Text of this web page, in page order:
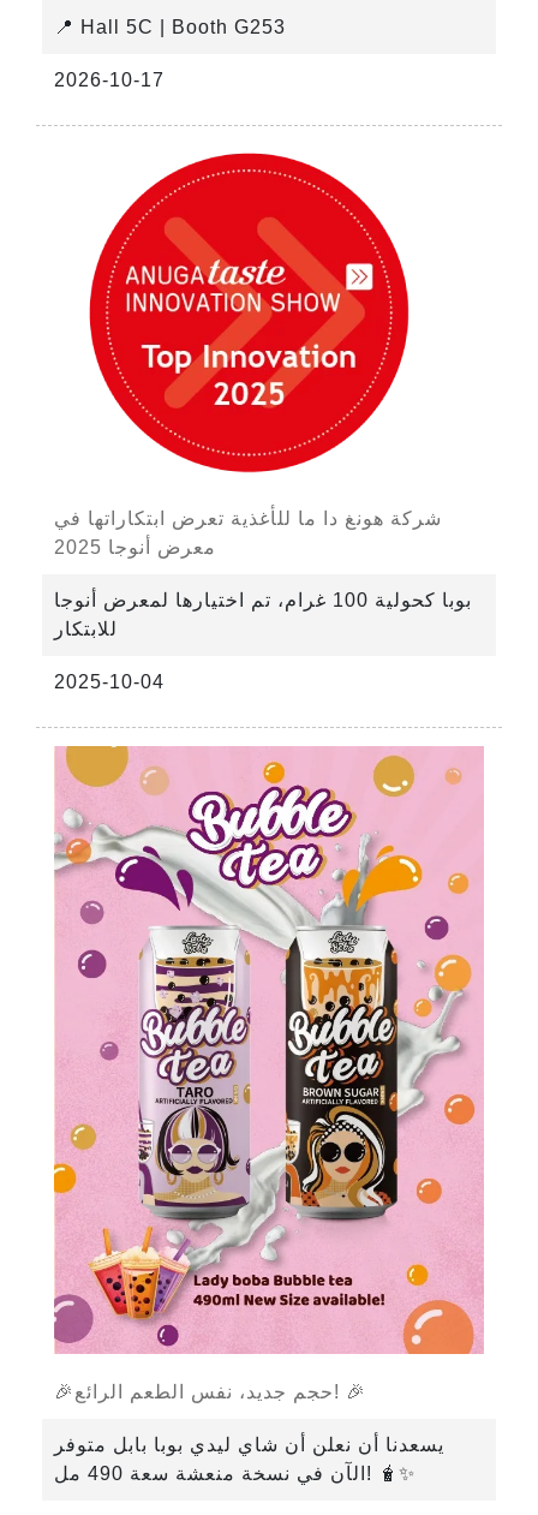
📍 Hall 5C | Booth G253
2026-10-17
شركة هونغ دا ما للأغذية تعرض ابتكاراتها في
معرض أنوجا 2025
بوبا كحولية 100 غرام، تم اختيارها لمعرض أنوجا
للابتكار
2025-10-04
🎉حجم جديد، نفس الطعم الرائع! 🎉
يسعدنا أن نعلن أن شاي ليدي بوبا بابل متوفر
الآن في نسخة منعشة سعة 490 مل! 🧋✨